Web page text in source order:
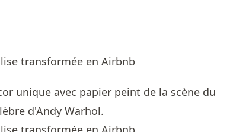
unique avec papier peint de la scène du
d'Andy Warhol.